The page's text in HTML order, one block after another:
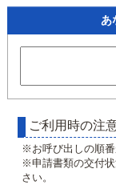
待ち状況確認
交付状況確認
混雑予想カレ
あ
ご利用時の注
※お呼び出しの順番
※申請書類の交付状
さい。